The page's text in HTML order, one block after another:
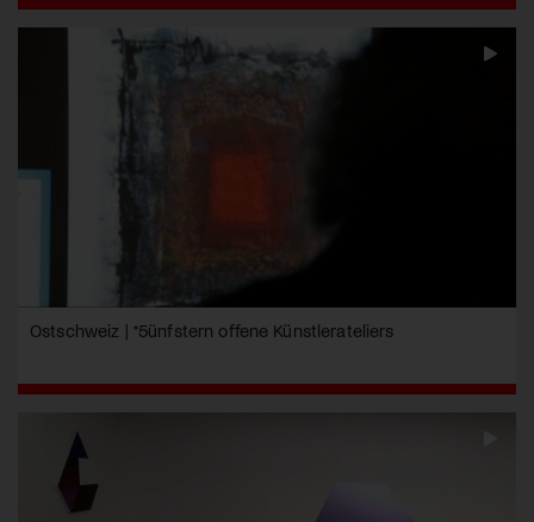
Ostschweiz | *5ünfstern offene Künstlerateliers